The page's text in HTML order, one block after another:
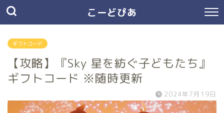
こーどぴあ
ギフトコード
【攻略】『Sky 星を紡ぐ子どもたち』
ギフトコード ※随時更新
2024年7月19日